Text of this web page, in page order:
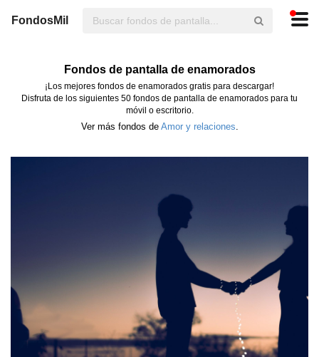
FondosMil
Fondos de pantalla de enamorados
¡Los mejores fondos de enamorados gratis para descargar!
Disfruta de los siguientes 50 fondos de pantalla de enamorados para tu
móvil o escritorio.
Ver más fondos de Amor y relaciones.